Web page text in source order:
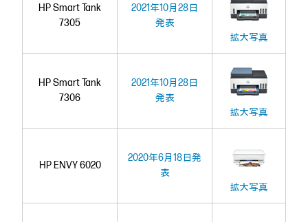
HP Smart Tank
7305
2021年10月28日
発表
拡大写真
HP Smart Tank
7306
2021年10月28日
発表
拡大写真
HP ENVY 6020
2020年6月18日発
表
拡大写真